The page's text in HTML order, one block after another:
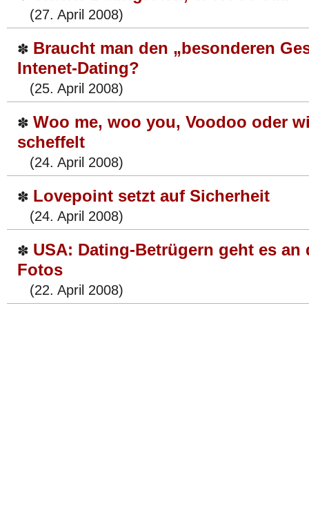
(27. April 2008)
✽ Braucht man den „besonderen
Intenet-Dating?
(25. April 2008)
✽ Woo me, woo you, Voodoo oder
scheffelt
(24. April 2008)
✽ Lovepoint setzt auf Sicherheit
(24. April 2008)
✽ USA: Dating-Betrügern geht es an
Fotos
(22. April 2008)